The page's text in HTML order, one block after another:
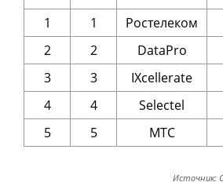
1
1 Ростелеком
2
2 DataPro
3
3 IXcellerate
4
4 Selectel
5
5 МТС
Источник: